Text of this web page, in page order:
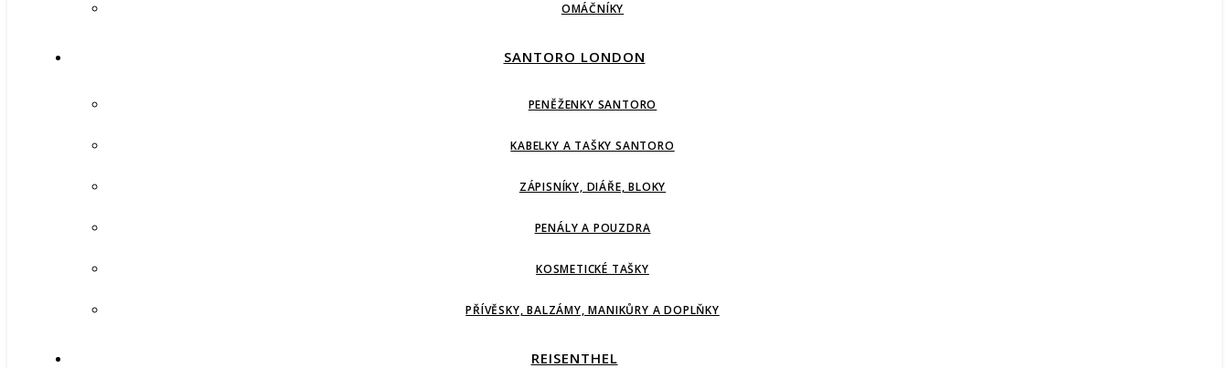
OMÁČNÍKY
SANTORO LONDON
PENĚŽENKY SANTORO
KABELKY A TAŠKY SANTORO
ZÁPISNÍKY, DIÁŘE, BLOKY
PENÁLY A POUZDRA
KOSMETICKÉ TAŠKY
PŘÍVĚSKY, BALZÁMY, MANIKŮRY A DOPLŇKY
REISENTHEL